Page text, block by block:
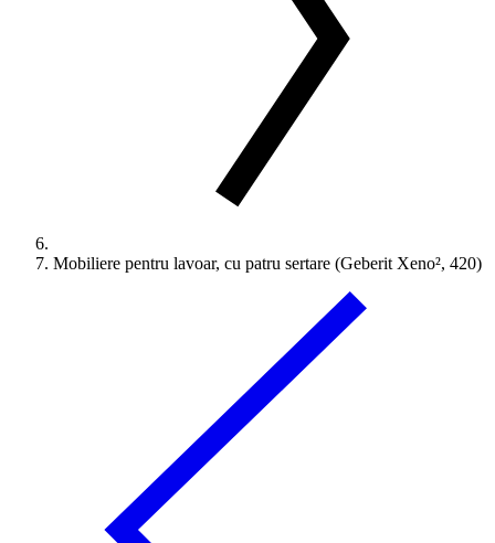
Mobiliere pentru lavoar, cu patru sertare (Geberit Xeno², 420)